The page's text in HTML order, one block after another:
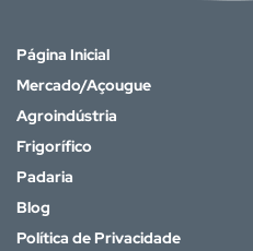
Página Inicial
Mercado/Açougue
Agroindústria
Frigorífico
Padaria
Blog
Política de Privacidade